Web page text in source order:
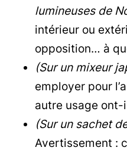
lumineuses de
intérieur ou
opposition… à
(Sur un mixeur
employer pour
autre usage ont-
(Sur un sachet
Avertissement :